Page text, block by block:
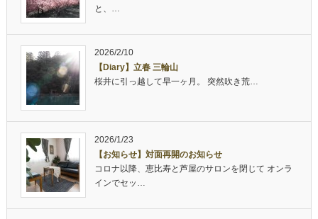
と、…
2026/2/10
【Diary】立春 三輪山
桜井に引っ越して早一ヶ月。 突然吹き荒…
2026/1/23
【お知らせ】対面再開のお知らせ
コロナ以降、恵比寿と芦屋のサロンを閉じて オンラ
インでセッ…